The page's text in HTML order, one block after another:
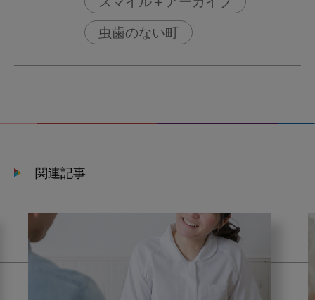
スマイル＋アーカイブ
虫歯のない町
関連記事